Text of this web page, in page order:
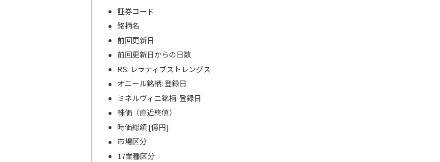
証券コード
銘柄名
前回更新日
前回更新日からの日数
RS: レラティブストレングス
オニール銘柄: 登録日
ミネルヴィニ銘柄: 登録日
株価（直近終値）
時価総額 [億円]
市場区分
17業種区分